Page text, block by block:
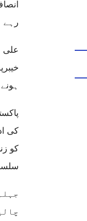
رہے
علی
کی
کو